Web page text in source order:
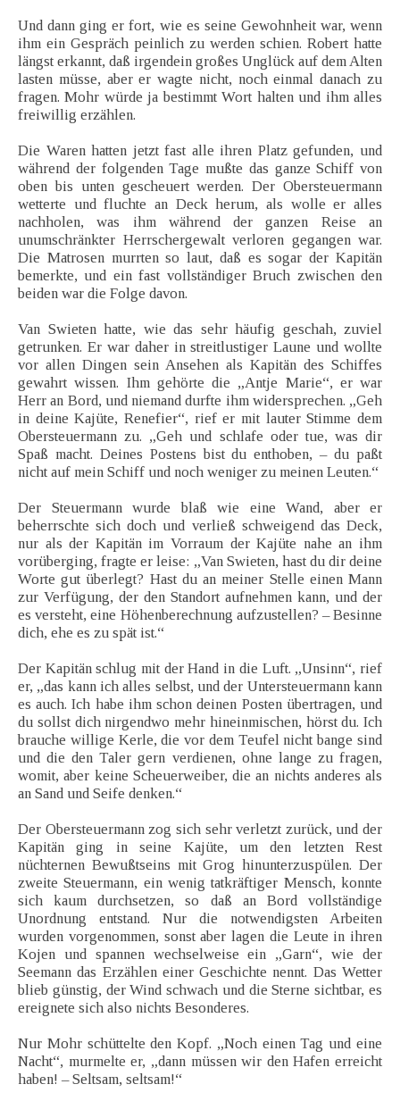
Und dann ging er fort, wie es seine Gewohnheit war, wenn
ihm ein Gespräch peinlich zu werden schien. Robert hatte
längst erkannt, daß irgendein großes Unglück auf dem Alten
lasten müsse, aber er wagte nicht, noch einmal danach zu
fragen. Mohr würde ja bestimmt Wort halten und ihm alles
freiwillig erzählen.
Die Waren hatten jetzt fast alle ihren Platz gefunden, und
während der folgenden Tage mußte das ganze Schiff von
oben bis unten gescheuert werden. Der Obersteuermann
wetterte und fluchte an Deck herum, als wolle er alles
nachholen, was ihm während der ganzen Reise an
unumschränkter Herrschergewalt verloren gegangen war.
Die Matrosen murrten so laut, daß es sogar der Kapitän
bemerkte, und ein fast vollständiger Bruch zwischen den
beiden war die Folge davon.
Van Swieten hatte, wie das sehr häufig geschah, zuviel
getrunken. Er war daher in streitlustiger Laune und wollte
vor allen Dingen sein Ansehen als Kapitän des Schiffes
gewahrt wissen. Ihm gehörte die „Antje Marie“, er war
Herr an Bord, und niemand durfte ihm widersprechen. „Geh
in deine Kajüte, Renefier“, rief er mit lauter Stimme dem
Obersteuermann zu. „Geh und schlafe oder tue, was dir
Spaß macht. Deines Postens bist du enthoben, – du paßt
nicht auf mein Schiff und noch weniger zu meinen Leuten.“
Der Steuermann wurde blaß wie eine Wand, aber er
beherrschte sich doch und verließ schweigend das Deck,
nur als der Kapitän im Vorraum der Kajüte nahe an ihm
vorüberging, fragte er leise: „Van Swieten, hast du dir deine
Worte gut überlegt? Hast du an meiner Stelle einen Mann
zur Verfügung, der den Standort aufnehmen kann, und der
es versteht, eine Höhenberechnung aufzustellen? – Besinne
dich, ehe es zu spät ist.“
Der Kapitän schlug mit der Hand in die Luft. „Unsinn“, rief
er, „das kann ich alles selbst, und der Untersteuermann kann
es auch. Ich habe ihm schon deinen Posten übertragen, und
du sollst dich nirgendwo mehr hineinmischen, hörst du. Ich
brauche willige Kerle, die vor dem Teufel nicht bange sind
und die den Taler gern verdienen, ohne lange zu fragen,
womit, aber keine Scheuerweiber, die an nichts anderes als
an Sand und Seife denken.“
Der Obersteuermann zog sich sehr verletzt zurück, und der
Kapitän ging in seine Kajüte, um den letzten Rest
nüchternen Bewußtseins mit Grog hinunterzuspülen. Der
zweite Steuermann, ein wenig tatkräftiger Mensch, konnte
sich kaum durchsetzen, so daß an Bord vollständige
Unordnung entstand. Nur die notwendigsten Arbeiten
wurden vorgenommen, sonst aber lagen die Leute in ihren
Kojen und spannen wechselweise ein „Garn“, wie der
Seemann das Erzählen einer Geschichte nennt. Das Wetter
blieb günstig, der Wind schwach und die Sterne sichtbar, es
ereignete sich also nichts Besonderes.
Nur Mohr schüttelte den Kopf. „Noch einen Tag und eine
Nacht“, murmelte er, „dann müssen wir den Hafen erreicht
haben! – Seltsam, seltsam!“